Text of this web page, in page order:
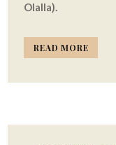
Olalla).
READ MORE